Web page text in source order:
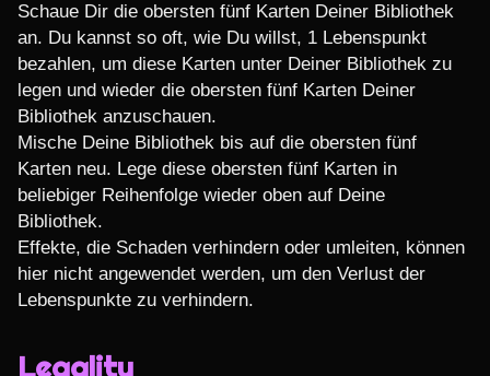
Schaue Dir die obersten fünf Karten Deiner Bibliothek
an. Du kannst so oft, wie Du willst, 1 Lebenspunkt
bezahlen, um diese Karten unter Deiner Bibliothek zu
legen und wieder die obersten fünf Karten Deiner
Bibliothek anzuschauen.
Mische Deine Bibliothek bis auf die obersten fünf
Karten neu. Lege diese obersten fünf Karten in
beliebiger Reihenfolge wieder oben auf Deine
Bibliothek.
Effekte, die Schaden verhindern oder umleiten, können
hier nicht angewendet werden, um den Verlust der
Lebenspunkte zu verhindern.
Legality